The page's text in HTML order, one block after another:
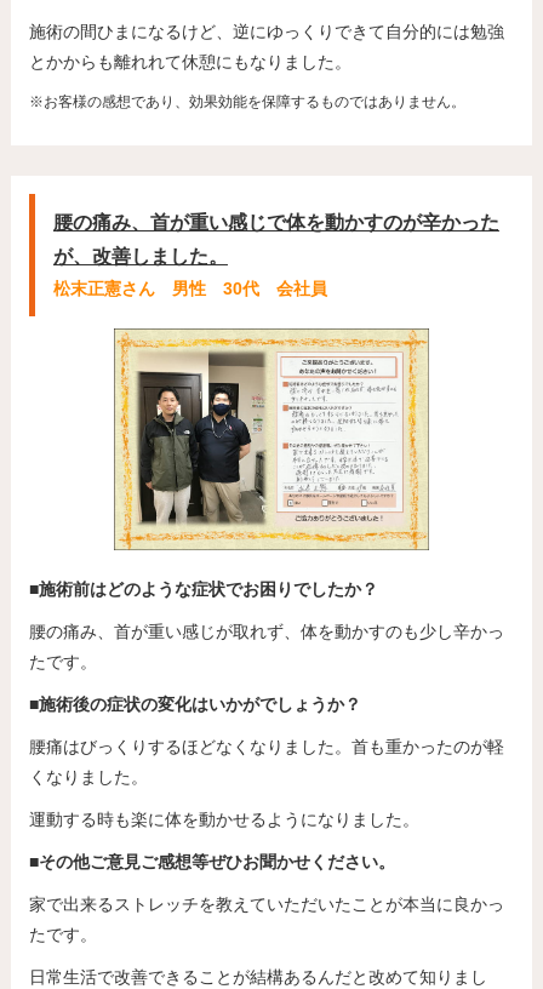
施術の間ひまになるけど、逆にゆっくりできて自分的には勉強
とかからも離れれて休憩にもなりました。
※お客様の感想であり、効果効能を保障するものではありません。
腰の痛み、首が重い感じで体を動かすのが辛かった
が、改善しました。
松末正憲さん 男性 30代 会社員
■施術前はどのような症状でお困りでしたか？
腰の痛み、首が重い感じが取れず、体を動かすのも少し辛かっ
たです。
■施術後の症状の変化はいかがでしょうか？
腰痛はびっくりするほどなくなりました。首も重かったのが軽
くなりました。
運動する時も楽に体を動かせるようになりました。
■その他ご意見ご感想等ぜひお聞かせください。
家で出来るストレッチを教えていただいたことが本当に良かっ
たです。
日常生活で改善できることが結構あるんだと改めて知りまし